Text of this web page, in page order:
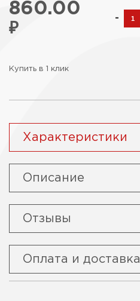
860.00
₽
-
Купить в 1 клик
Характеристики
Описание
Отзывы
Оплата и доставка